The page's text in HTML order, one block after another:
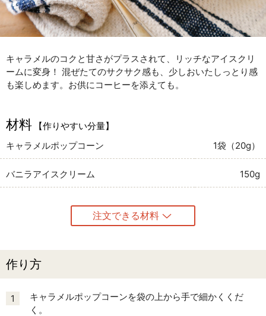
キャラメルのコクと甘さがプラスされて、リッチなアイスクリ
ームに変身！ 混ぜたてのサクサク感も、少しおいたしっとり感
も楽しめます。お供にコーヒーを添えても。
材料
【作りやすい分量】
キャラメルポップコーン
1袋（20g）
バニラアイスクリーム 150g
注文できる材料
作り方
1
キャラメルポップコーンを袋の上から手で細かくくだ
く。